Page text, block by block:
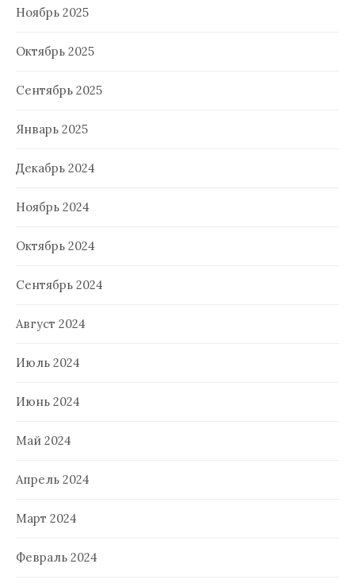
Ноябрь 2025
Октябрь 2025
Сентябрь 2025
Январь 2025
Декабрь 2024
Ноябрь 2024
Октябрь 2024
Сентябрь 2024
Август 2024
Июль 2024
Июнь 2024
Май 2024
Апрель 2024
Март 2024
Февраль 2024